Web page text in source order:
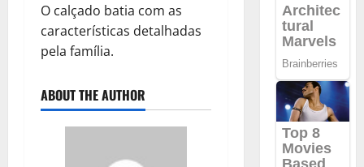
O calçado batia com as
características detalhadas
pela família.
ABOUT THE AUTHOR